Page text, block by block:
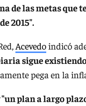
de las metas que
2015".
Acevedoindicó
sigue
pega en la
plan a largo